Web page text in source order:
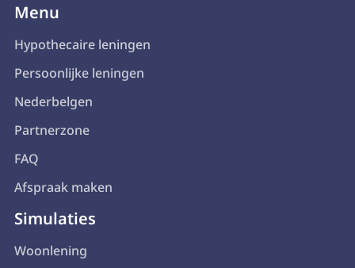
Menu
Hypothecaire leningen
Persoonlijke leningen
Nederbelgen
Partnerzone
FAQ
Afspraak maken
Simulaties
Woonlening